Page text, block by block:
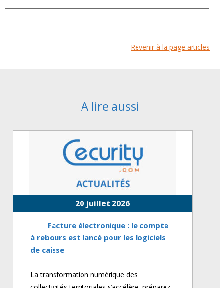
Revenir à la page articles
A lire aussi
20 juillet 2026
Facture électronique : le compte
à rebours est lancé pour les logiciels
de caisse
La transformation numérique des